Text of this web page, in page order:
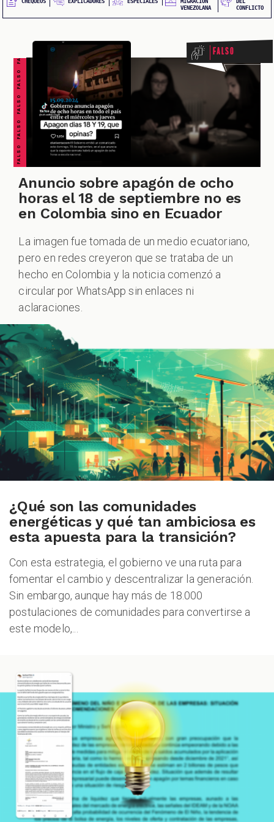
ZOOM
VENEZOLANA
CONFLICTO
FALSO FALSO FALSO FALSO FALSO FALSO FALSO Falso
Anuncio sobre apagón de ocho
horas el 18 de septiembre no es
en Colombia sino en Ecuador
La imagen fue tomada de un medio ecuatoriano,
pero en redes creyeron que se trataba de un
hecho en Colombia y la noticia comenzó a
circular por WhatsApp sin enlaces ni
aclaraciones.
¿Qué son las comunidades
energéticas y qué tan ambiciosa es
esta apuesta para la transición?
Con esta estrategia, el gobierno ve una ruta para
fomentar el cambio y descentralizar la generación.
Sin embargo, aunque hay más de 18.000
postulaciones de comunidades para convertirse a
este modelo,...